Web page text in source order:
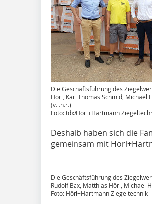
Die Geschäftsführung des
Hörl, Karl Thomas Schmid, Michael
(v.l.n.r.)
Foto: tdx/Hörl+Hartmann
Deshalb haben sich die
gemeinsam mit
Die Geschäftsführung des
Rudolf Bax, Matthias Hörl, Michael
Foto: Hörl+Hartmann Ziegeltechnik